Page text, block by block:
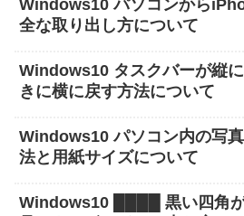
Windows10 パソコンから
全な取り出し方について
Windows10 タスクバーが縦
きに横に戻す方法について
Windows10 パソコン内の写
法と用紙サイズについて
Windows10 ████ 黒い四角